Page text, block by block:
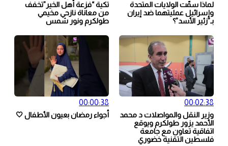
لماذا سمّت الولايات المتحدة
وإسرائيل عمليتهما ضد إيران
بـ”زئير الأسد”؟
تكية “فزعة أهل الخير”تخفف
من معاناة نازحي مخيمي
طولكرم ونور شمس
00:02:38
وزير النقل والمواصلات د محمد
الأحمد يزور طولكرم ويوقع
اتفاقية تعاون مع جامعة
فلسطين التقنية خضوري
00:00:38
أجواء رمضان بعيون الأطفال 🤍